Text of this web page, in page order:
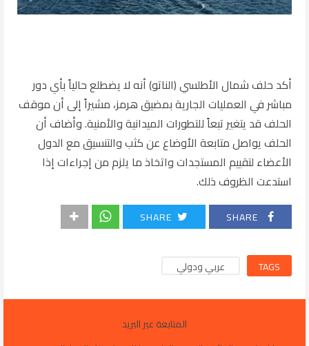
أكد حلف شمال الأطلسي (الناتو) أنه لا يضطلع حالياً بأي دور
مباشر في العمليات الجارية بمضيق هرمز، مشيراً إلى أن موقف
الحلف قد يتغير تبعاً للتطورات الميدانية والأمنية. وأضاف أن
الحلف يواصل متابعة الأوضاع عن كثب والتنسيق مع الدول
الأعضاء لتقييم المستجدات واتخاذ ما يلزم من إجراءات إذا
استدعت الظروف ذلك.
SHARE
SHARE
TAGS عربي ودولي
المتابعة عبر البريد